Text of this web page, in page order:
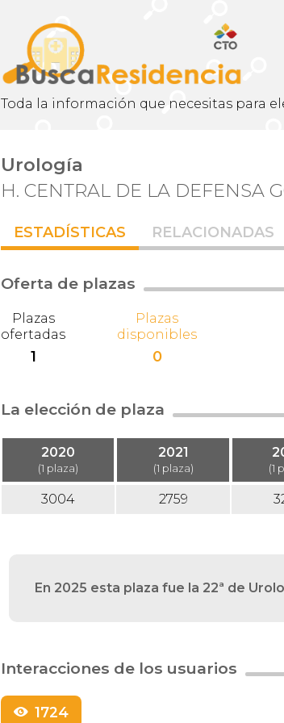
Toda la información que necesitas para
Urología
H. CENTRAL DE LA DEFENSA
ESTADÍSTICAS RELACIONADAS
Oferta de plazas
Plazas
ofertadas
1
Plazas
disponibles
0
La elección de plaza
2020
(1 plaza)
2021
(1 plaza) (1
3004 2759
En 2025 esta plaza fue la 22ª de
Interacciones de los usuarios
1724